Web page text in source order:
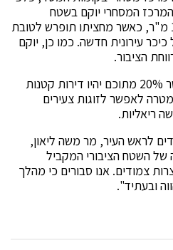
המרכז המסחרי יוקם בשטח
משמעותי בהיקף של כ- 1,400 מ"ר, כאשר מחציתו תופרש לטובת
עירונית חדשה. כמו כן, יוקם
הציבור.
הפרויקט יכלול 216 יח"ד כאשר 20% מתוכם יהיו דירות קטנות
זאת במטרה לאפשר לזוגות צעירים
ריאליות.
לראש העיר, מר משה ליאון,
של השטח הציבורי המקביל
צמודים. אנו סבורים כי מהלך
ובעתיד".